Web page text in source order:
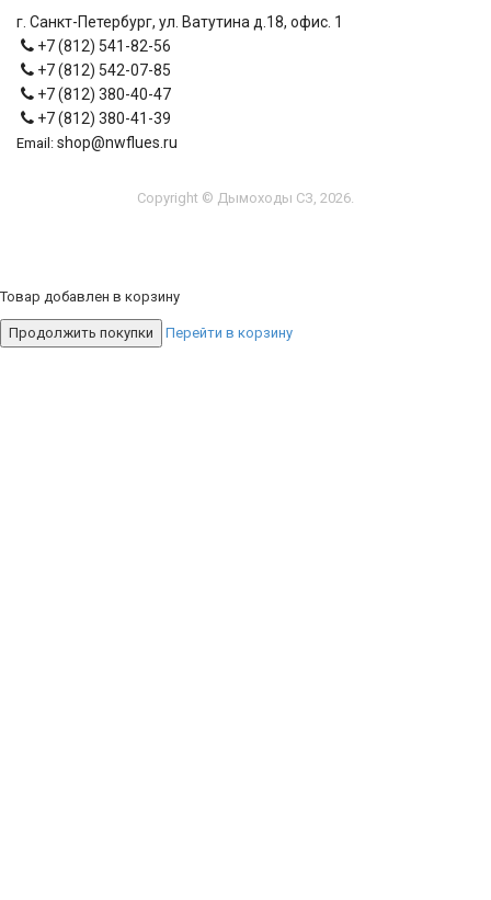
г. Санкт-Петербург, ул. Ватутина д.18, офис. 1
+7 (812) 541-82-56
+7 (812) 542-07-85
+7 (812) 380-40-47
+7 (812) 380-41-39
Email: shop@nwflues.ru
Copyright © Дымоходы СЗ, 2026.
Товар добавлен в корзину
Продолжить покупки Перейти в корзину